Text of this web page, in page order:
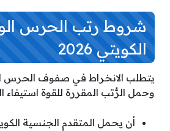
شروط رتب الحرس
الكويتي 2026
يتطلب الانخراط في صفوف الحرس
وحمل الرُّتب المقررة للقوة استيفاء
أن يحمل المتقدم الجنسية